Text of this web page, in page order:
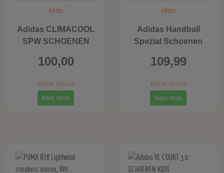
Adidas
Adidas CLIMACOOL
SPW SCHOENEN
100,00
Bekijk details
Naar shop
Adidas
Adidas Handball
Spezial Schoenen
109,99
Bekijk details
Naar shop